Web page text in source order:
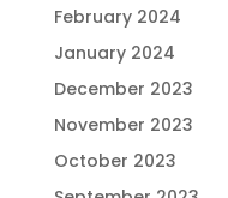
February 2024
January 2024
December 2023
November 2023
October 2023